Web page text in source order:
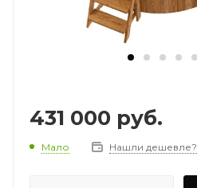
431 000 руб.
Мало Нашли дешевле?